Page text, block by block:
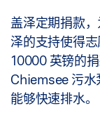
盖泽定期捐款
泽的支持使得
10000 英镑的
Chiemsee 污
能够快速排水。